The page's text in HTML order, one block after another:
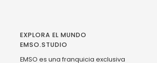
EXPLORA EL MUNDO
EMSO.STUDIO
EMSO es una franquicia exclusiva